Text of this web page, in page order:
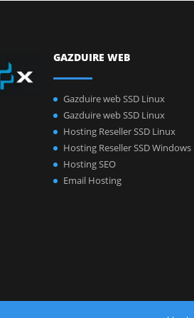
GAZDUIRE WEB
Gazduire web SSD Linux
Gazduire web SSD Linux
Hosting Reseller SSD Linux
Hosting Reseller SSD Windows
Hosting SEO
Email Hosting